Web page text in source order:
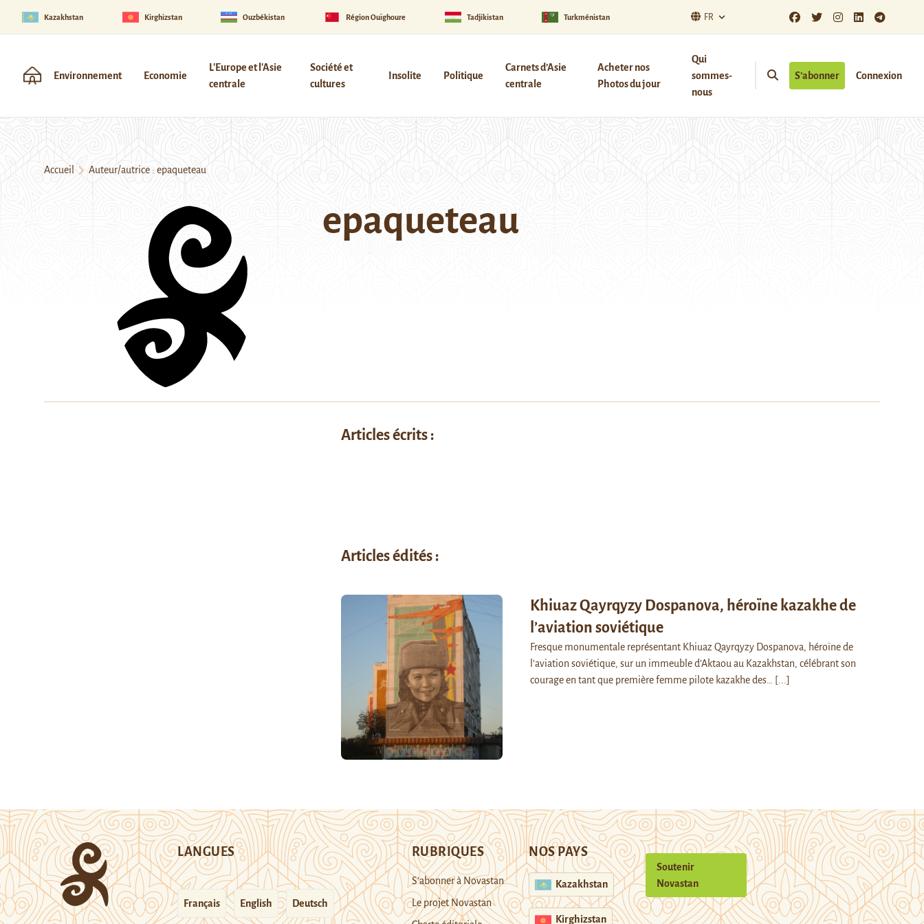
Kazakhstan Kirghizstan Ouzbékistan Région Ouïghoure Tadjikistan Turkménistan FR
Environnement Economie
L'Europe et l'Asie
centrale
Société et
cultures
Insolite Politique
Carnets d’Asie
centrale
Acheter nos
Photos du jour
Qui
sommes-
nous
S’abonner Connexion
Accueil Auteur/autrice : epaqueteau
epaqueteau
Articles écrits :
Articles édités :
Khiuaz Qayrqyzy Dospanova, héroïne kazakhe de
l’aviation soviétique
Fresque monumentale représentant Khiuaz Qayrqyzy Dospanova, héroïne de
l’aviation soviétique, sur un immeuble d’Aktaou au Kazakhstan, célébrant son
courage en tant que première femme pilote kazakhe des…
[...]
LANGUES
Français English Deutsch
RUBRIQUES
S’abonner à Novastan
Le projet Novastan
NOS PAYS
Kazakhstan
Kirghizstan
Soutenir
Novastan